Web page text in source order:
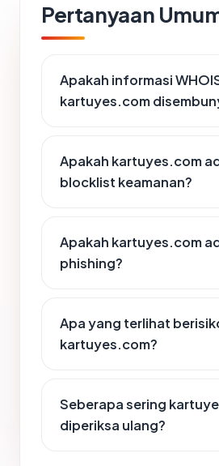
Pertanyaan
Apakah informasi
kartuyes.com
Apakah kartuyes.com
blocklist keamanan?
Apakah kartuyes.com
phishing?
Apa yang terlihat
kartuyes.com?
Seberapa sering
diperiksa ulang?